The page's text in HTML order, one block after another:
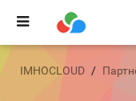
IMHOCLOUD